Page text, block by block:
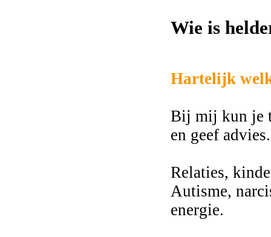
Wie is
Hartelijk
Bij mij kun je
en geef advies.
Relaties,
Autisme,
energie.